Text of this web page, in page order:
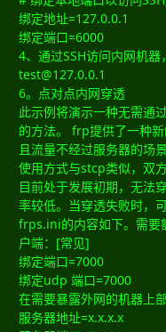
绑定地址=127.0.0.1
绑定端口=6000
4、通过SSH访问内网机
test@127.0.0.1
6。点对点内网穿透
此示例将演示一种无需通
的方法。 frp提供了一种
且流量不经过服务器的场景
使用方式与stcp类似，双
目前处于发展初期，无法
率较低。当穿透失败时，
frps.ini的内容如下。需要
户端：[常见]
绑定端口=7000
绑定udp 端口=7000
在需要暴露外网的机器上
服务器地址=x.x.x.x